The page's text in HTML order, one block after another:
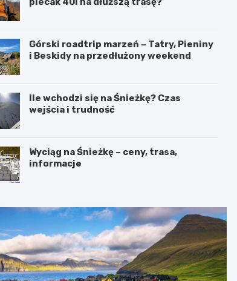
Górski roadtrip marzeń – Tatry, Pieniny
i Beskidy na przedłużony weekend
Ile wchodzi się na Śnieżkę? Czas
wejścia i trudność
Wyciąg na Śnieżkę – ceny, trasa,
informacje